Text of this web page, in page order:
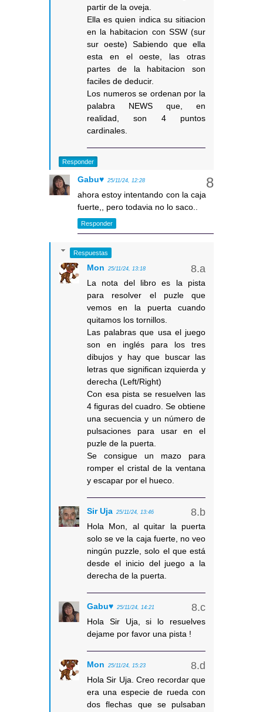
partir de la oveja.
Ella es quien indica su sitiacion
en la habitacion con SSW (sur
sur oeste) Sabiendo que ella
esta en el oeste, las otras
partes de la habitacion son
faciles de deducir.
Los numeros se ordenan por la
palabra NEWS que, en
realidad, son 4 puntos
cardinales.
Responder
Gabu♥ 25/11/24, 12:28
ahora estoy intentando con la caja
fuerte,, pero todavia no lo saco..
Responder
Respuestas
Mon 25/11/24, 13:18
La nota del libro es la pista
para resolver el puzle que
vemos en la puerta cuando
quitamos los tornillos.
Las palabras que usa el juego
son en inglés para los tres
dibujos y hay que buscar las
letras que significan izquierda y
derecha (Left/Right)
Con esa pista se resuelven las
4 figuras del cuadro. Se obtiene
una secuencia y un número de
pulsaciones para usar en el
puzle de la puerta.
Se consigue un mazo para
romper el cristal de la ventana
y escapar por el hueco.
Sir Uja 25/11/24, 13:46
Hola Mon, al quitar la puerta
solo se ve la caja fuerte, no veo
ningún puzzle, solo el que está
desde el inicio del juego a la
derecha de la puerta.
Gabu♥ 25/11/24, 14:21
Hola Sir Uja, si lo resuelves
dejame por favor una pista !
Mon 25/11/24, 15:23
Hola Sir Uja. Creo recordar que
era una especie de rueda con
dos flechas que se pulsaban